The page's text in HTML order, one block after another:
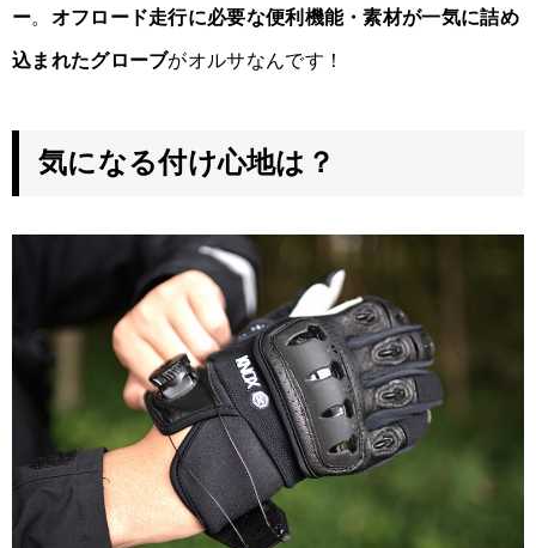
ー。 オフロード走行に必要な便利機能・素材が一気に詰め
込まれたグローブがオルサなんです！
気になる付け心地は？